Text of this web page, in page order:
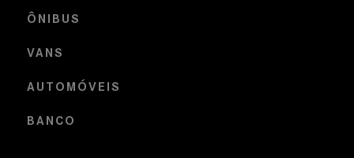
ÔNIBUS
VANS
AUTOMÓVEIS
BANCO